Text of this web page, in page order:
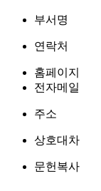
부서명
연락처
홈페이지
전자메일
주소
상호대차
문헌복사